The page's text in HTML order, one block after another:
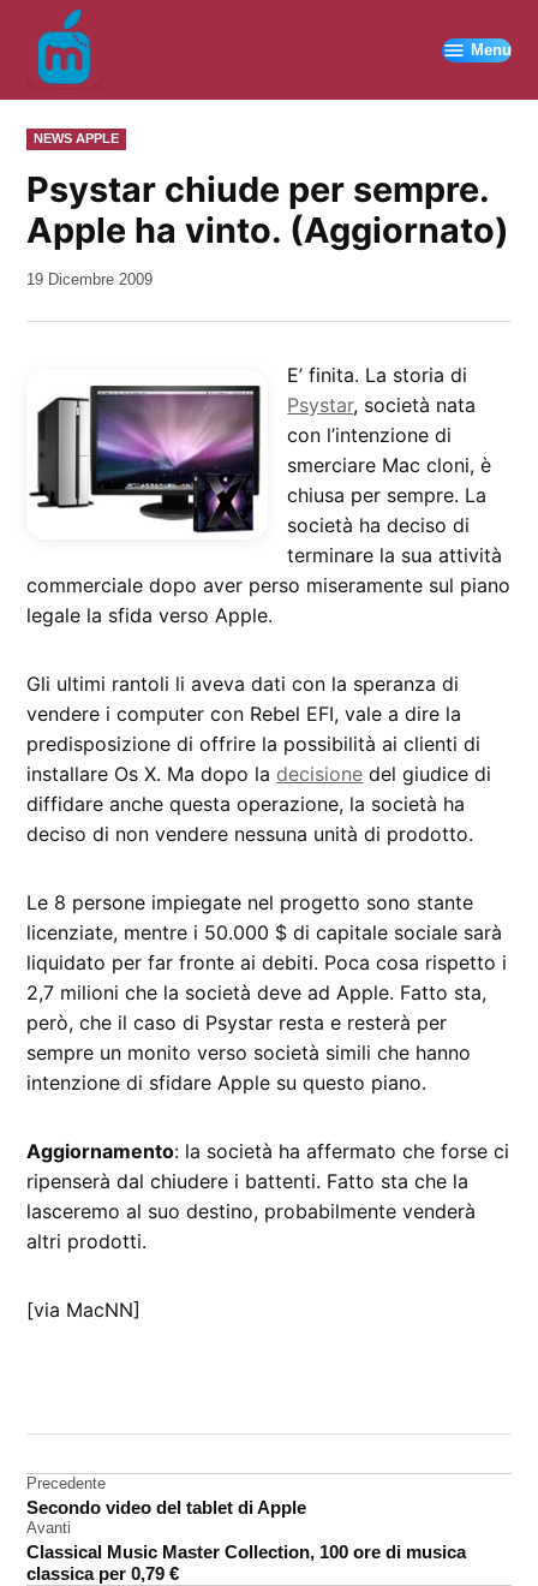
contenuto
Menu
PUBBLICATO
IN
NEWS APPLE
Psystar chiude per sempre.
Apple ha vinto. (Aggiornato)
da
19 Dicembre 2009
E’ finita. La storia di
Psystar, società nata
con l’intenzione di
smerciare Mac cloni, è
chiusa per sempre. La
società ha deciso di
terminare la sua attività
commerciale dopo aver perso miseramente sul piano
legale la sfida verso Apple.
Gli ultimi rantoli li aveva dati con la speranza di
vendere i computer con Rebel EFI, vale a dire la
predisposizione di offrire la possibilità ai clienti di
installare Os X. Ma dopo la decisione del giudice di
diffidare anche questa operazione, la società ha
deciso di non vendere nessuna unità di prodotto.
Le 8 persone impiegate nel progetto sono stante
licenziate, mentre i 50.000 $ di capitale sociale sarà
liquidato per far fronte ai debiti. Poca cosa rispetto i
2,7 milioni che la società deve ad Apple. Fatto sta,
però, che il caso di Psystar resta e resterà per
sempre un monito verso società simili che hanno
intenzione di sfidare Apple su questo piano.
Aggiornamento: la società ha affermato che forse ci
ripenserà dal chiudere i battenti. Fatto sta che la
lasceremo al suo destino, probabilmente venderà
altri prodotti.
[via MacNN]
Psystar
Navigazione
articoli
Precedente
Secondo video del tablet di Apple
Avanti
Classical Music Master Collection, 100 ore di musica
classica per 0,79 €